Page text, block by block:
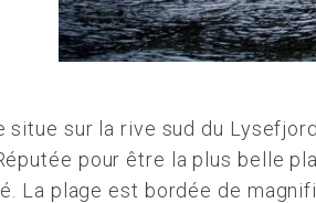
situe sur la rive sud du
pour être la plus belle
La plage est bordée de